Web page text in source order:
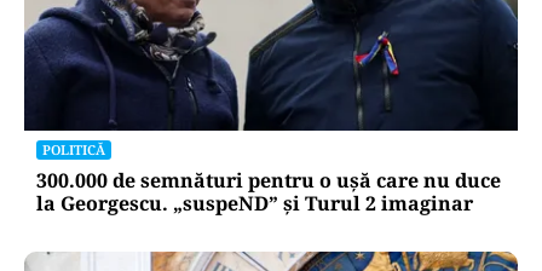
POLITICĂ
300.000 de semnături pentru o ușă care nu duce
la Georgescu. „suspeND” și Turul 2 imaginar